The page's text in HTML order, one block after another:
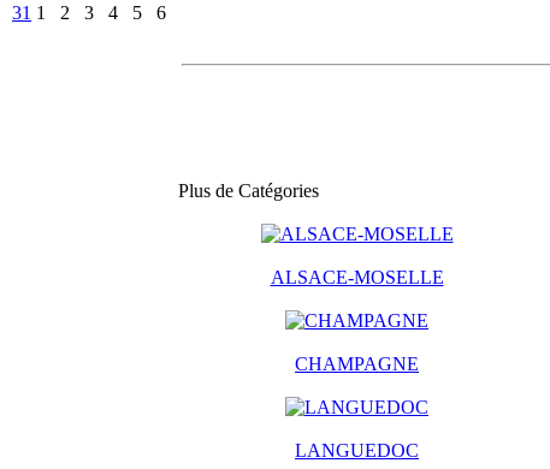
31 1 2 3 4 5 6
Plus de Catégories
ALSACE-MOSELLE
CHAMPAGNE
LANGUEDOC